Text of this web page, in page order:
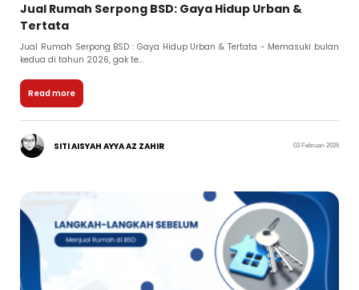
Jual Rumah Serpong BSD: Gaya Hidup Urban &
Tertata
Jual Rumah Serpong BSD : Gaya Hidup Urban & Tertata - Memasuki bulan
kedua di tahun 2026, gak te...
Read more
SITI AISYAH AYYA AZ ZAHIR 03 Februari 2026